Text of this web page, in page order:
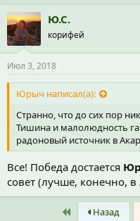
Ю.С.
корифей
Июл 3, 2018
Юрыч написал(а):
Странно, что до сих пор
Тишина и малолюдность
радоновый источник в
Все! Победа достается
совет (лучше, конечно, в
First Назад